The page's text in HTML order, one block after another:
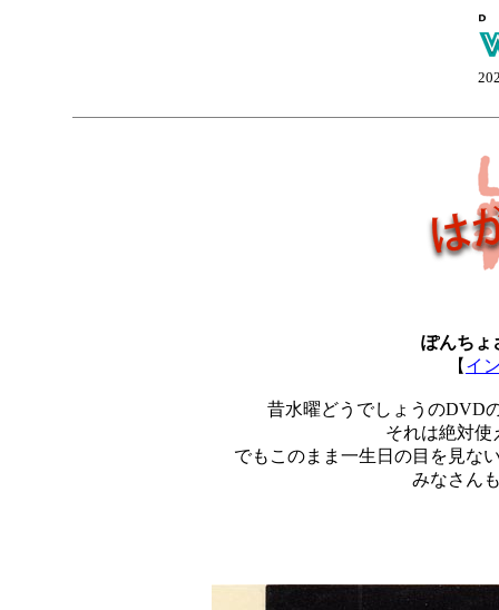
ぽんちょ
【 イ
昔水曜どうでしょうのDVD
それは絶対使
でもこのまま一生日の目を見な
みなさん